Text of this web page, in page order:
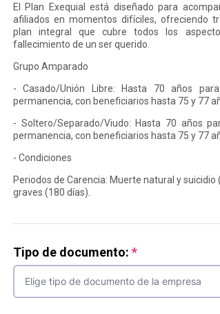
El Plan Exequial está diseñado para
afiliados en momentos difíciles, ofreciendo
plan integral que cubre todos los
fallecimiento de un ser querido.
Grupo Amparado
- Casado/Unión Libre: Hasta 70 años
permanencia, con beneficiarios hasta 75 y 77
- Soltero/Separado/Viudo: Hasta 70 años
permanencia, con beneficiarios hasta 75 y 77
- Condiciones
Periodos de Carencia: Muerte natural y
graves (180 días).
Tipo de documento: